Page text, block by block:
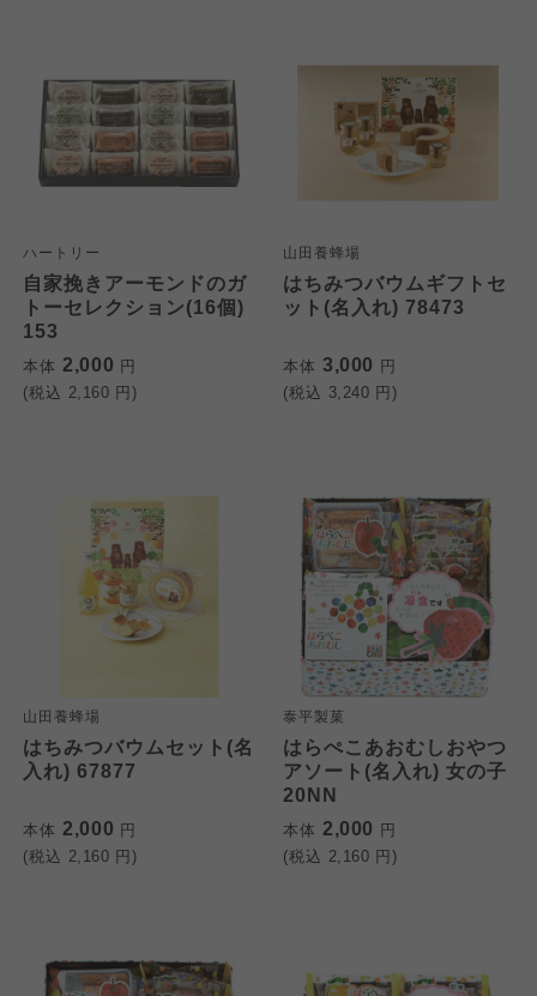
ハートリー
自家挽きアーモンドのガ
トーセレクション(16個)
153
本体 2,000 円
(税込 2,160 円)
山田養蜂場
はちみつバウムギフトセ
ット(名入れ) 78473
本体 3,000 円
(税込 3,240 円)
山田養蜂場
はちみつバウムセット(名
入れ) 67877
本体 2,000 円
(税込 2,160 円)
泰平製菓
はらぺこあおむしおやつ
アソート(名入れ) 女の子
20NN
本体 2,000 円
(税込 2,160 円)